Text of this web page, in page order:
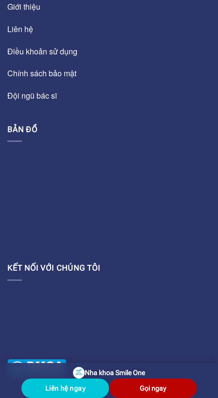
Giới thiệu
Liên hệ
Điều khoản sử dụng
Chính sách bảo mật
Đội ngũ bác sĩ
BẢN ĐỒ
KẾT NỐI VỚI CHÚNG TÔI
Nha khoa Smile One
Liên hệ ngay
Gọi ngay